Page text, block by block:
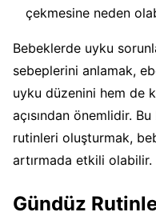
çekmesine neden
Bebeklerde uyku
sebeplerini anlamak,
uyku düzenini hem de
açısından önemlidir.
rutinleri oluşturmak,
artırmada etkili olabilir.
Gündüz